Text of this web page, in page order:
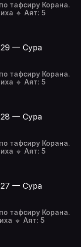
тафсиру Корана.
🔹 Аят: 5
— Сура
тафсиру Корана.
🔹 Аят: 5
— Сура
тафсиру Корана.
🔹 Аят: 5
— Сура
тафсиру Корана.
🔹 Аят: 5